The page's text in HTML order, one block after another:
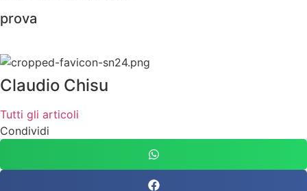
prova
Claudio Chisu
Tutti gli articoli
Condividi